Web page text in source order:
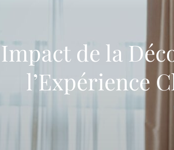
de la
l’Expérience